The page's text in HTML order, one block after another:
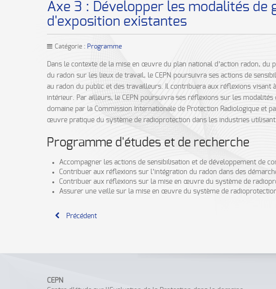
Axe 3 : Développer les modalités
d'exposition existantes
Catégorie : Programme
Dans le contexte de la mise en œuvre du plan national d’action radon,
du radon sur les lieux de travail, le CEPN poursuivra ses actions de
au radon du public et des travailleurs. Il contribuera aux réflexions visant
intérieur. Par ailleurs, le CEPN poursuivra ses réflexions sur les
domaine par la Commission Internationale de Protection Radiologique et
œuvre pratique du système de radioprotection dans les industries
Programme d'études et de recherche
Accompagner les actions de sensibilisation et de développement de
Contribuer aux réflexions sur l’intégration du radon dans des
Contribuer aux réflexions sur la mise en œuvre du système de
Assurer une veille sur la mise en œuvre du système de
Précédent
CEPN